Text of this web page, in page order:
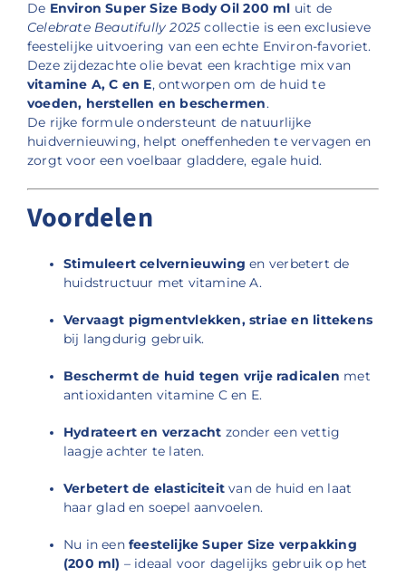
De Environ Super Size Body Oil 200 ml uit de
Celebrate Beautifully 2025 collectie is een exclusieve
feestelijke uitvoering van een echte Environ-favoriet.
Deze zijdezachte olie bevat een krachtige mix van
vitamine A, C en E, ontworpen om de huid te
voeden, herstellen en beschermen.
De rijke formule ondersteunt de natuurlijke
huidvernieuwing, helpt oneffenheden te vervagen en
zorgt voor een voelbaar gladdere, egale huid.
Voordelen
Stimuleert celvernieuwing en verbetert de
huidstructuur met vitamine A.
Vervaagt pigmentvlekken, striae en littekens
bij langdurig gebruik.
Beschermt de huid tegen vrije radicalen met
antioxidanten vitamine C en E.
Hydrateert en verzacht zonder een vettig
laagje achter te laten.
Verbetert de elasticiteit van de huid en laat
haar glad en soepel aanvoelen.
Nu in eenfeestelijke Super Size verpakking
(200 ml) – ideaal voor dagelijks gebruik op het